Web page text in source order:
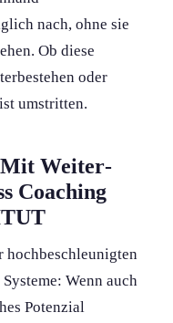
nach, ohne sie
Ob diese
oder
umstritten.
Mit Weiter­
Coaching
hochbeschleunigten
Wenn auch
Potenzial